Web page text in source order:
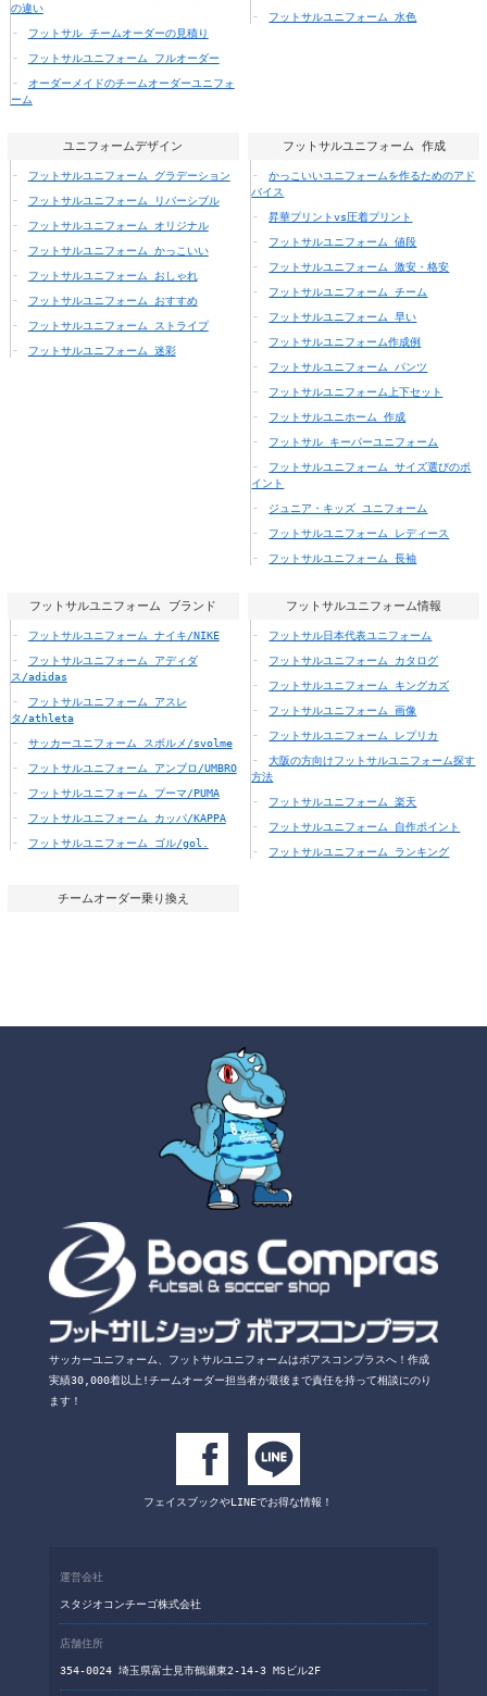
の違い
フットサル チームオーダーの見積り
フットサルユニフォーム フルオーダー
オーダーメイドのチームオーダーユニフォ
ーム
フットサルユニフォーム 水色
ユニフォームデザイン
フットサルユニフォーム グラデーション
フットサルユニフォーム リバーシブル
フットサルユニフォーム オリジナル
フットサルユニフォーム かっこいい
フットサルユニフォーム おしゃれ
フットサルユニフォーム おすすめ
フットサルユニフォーム ストライプ
フットサルユニフォーム 迷彩
フットサルユニフォーム 作成
かっこいいユニフォームを作るためのアド
バイス
昇華プリントvs圧着プリント
フットサルユニフォーム 値段
フットサルユニフォーム 激安・格安
フットサルユニフォーム チーム
フットサルユニフォーム 早い
フットサルユニフォーム作成例
フットサルユニフォーム パンツ
フットサルユニフォーム上下セット
フットサルユニホーム 作成
フットサル キーパーユニフォーム
フットサルユニフォーム サイズ選びのポ
イント
ジュニア・キッズ ユニフォーム
フットサルユニフォーム レディース
フットサルユニフォーム 長袖
フットサルユニフォーム ブランド
フットサルユニフォーム ナイキ/NIKE
フットサルユニフォーム アディダ
ス/adidas
フットサルユニフォーム アスレ
タ/athleta
サッカーユニフォーム スボルメ/svolme
フットサルユニフォーム アンブロ/UMBRO
フットサルユニフォーム プーマ/PUMA
フットサルユニフォーム カッパ/KAPPA
フットサルユニフォーム ゴル/gol.
フットサルユニフォーム情報
フットサル日本代表ユニフォーム
フットサルユニフォーム カタログ
フットサルユニフォーム キングカズ
フットサルユニフォーム 画像
フットサルユニフォーム レプリカ
大阪の方向けフットサルユニフォーム探す
方法
フットサルユニフォーム 楽天
フットサルユニフォーム 自作ポイント
フットサルユニフォーム ランキング
チームオーダー乗り換え
サッカーユニフォーム、フットサルユニフォームはボアスコンプラスへ！ 作成
実績30,000着以上!チームオーダー担当者が最後まで責任を持って相談にのり
ます！
フェイスブックやLINEでお得な情報！
運営会社
スタジオコンチーゴ株式会社
店舗住所
354-0024 埼玉県富士見市鶴瀬東2-14-3 MSビル2F